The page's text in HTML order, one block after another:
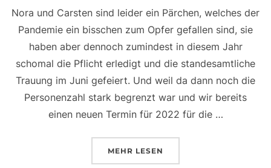
Nora und Carsten sind leider ein Pärchen, welches der
Pandemie ein bisschen zum Opfer gefallen sind, sie
haben aber dennoch zumindest in diesem Jahr
schomal die Pflicht erledigt und die standesamtliche
Trauung im Juni gefeiert. Und weil da dann noch die
Personenzahl stark begrenzt war und wir bereits
einen neuen Termin für 2022 für die …
MEHR ÜBER „EIN AFTERWEDDING
LESEN